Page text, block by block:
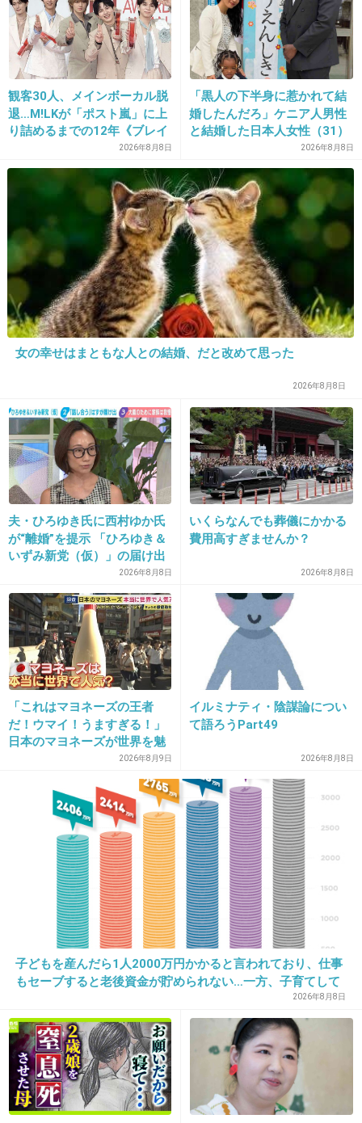
+57 -9
14. 匿名 2013/07/14(日) 16:25:35
１６歳無職って高校行ってないのか
+126
15. 匿名 2013/07/14(日) 16:25:59
共犯者がいるはず。
本当は男と三人で山に入ったんじゃないの
+171 -4
16. 匿名2013/07/14(日) 16:26:25
男絡みか？
出典：www.improbic.net
+116
17. 匿名 2013/07/14(日) 16:26:42
口論になったら刺すの？
誰ともしゃべれないよ…
+122
2013/07/14(日) 16:26:45
なぜ友人を殺すはめに・・・
+56 -4
単独じゃ絶対ムリ
観客30人、メインボーカル脱
退…M!LKが「ポスト嵐」に上
り詰めるまでの12年《ブレイ
2026年8月8日
「黒人の下半身に惹かれて結
婚したんだろ」ケニア人男性
と結婚した日本人女性（31）
に“誹謗中傷”殺到…本人が語
る、日本で感じる“外国人差
別”のリアル
2026年8月8日
女の幸せはまともな人との結婚、だと改めて思った
2026年8月8日
夫・ひろゆき氏に西村ゆか氏
が“離婚”を提示 「ひろゆき＆
いずみ新党（仮）」の届け出
を知らされず激怒「信頼関係
が保てない状態で夫婦を続け
るのは無理」
2026年8月8日
いくらなんでも葬儀にかかる
費用高すぎませんか？
2026年8月8日
「これはマヨネーズの王者
だ！ウマイ！うますぎる！」
日本のマヨネーズが世界を魅
了 「ソース類」の輸出額が
過去最高を更新 人気の裏に
は卵黄のコク
2026年8月9日
イルミナティ・陰謀論につい
て語ろうPart49
2026年8月8日
子どもを産んだら1人2000万円かかると言われており、仕事
もセーブすると老後資金が貯められない…一方、子育てして
いない人は潤沢な資金で悠々老後だと歪んでいるのでは？→
様々な意見
2026年8月8日